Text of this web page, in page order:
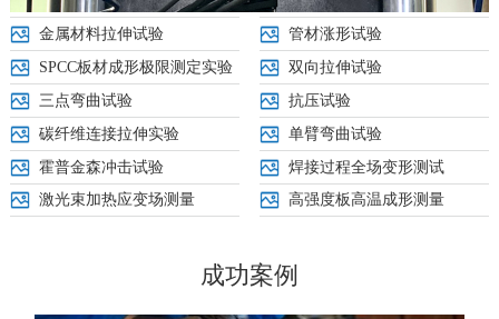
金属材料拉伸试验
SPCC板材成形极限测定实验
三点弯曲试验
碳纤维连接拉伸实验
霍普金森冲击试验
激光束加热应变场测量
管材涨形试验
双向拉伸试验
抗压试验
单臂弯曲试验
焊接过程全场变形测试
高强度板高温成形测量
成功案例